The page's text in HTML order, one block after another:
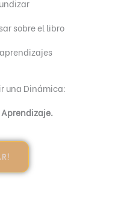
sobre el libro
una Dinámica: